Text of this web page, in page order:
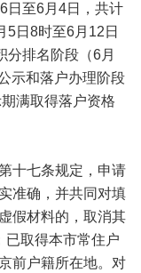
日至6月4日，共计
5日8时至6月12日
分排名阶段（6月
示和落户办理阶段
满取得落户资格
十七条规定，申请
准确，并共同对填
假材料的，取消其
已取得本市常住户
前户籍所在地。对